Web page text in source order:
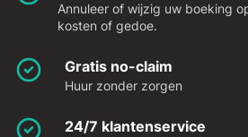
Annuleer of wijzig uw boeking
kosten of gedoe.
Gratis no-claim
Huur zonder zorgen
24/7 klantenservice